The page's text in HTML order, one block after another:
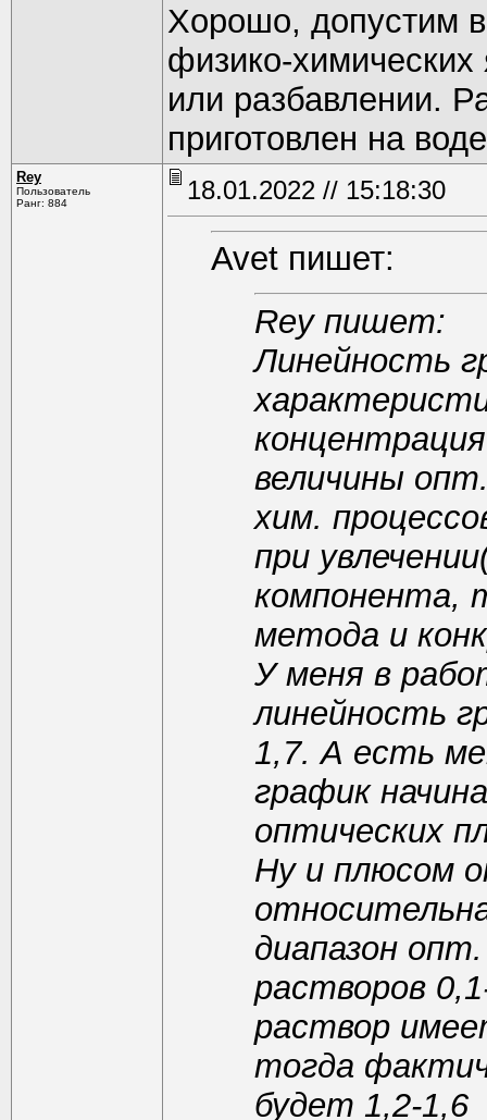
Хорошо, допустим в
физико-химических
или разбавлении.
приготовлен на
Rey
Пользователь
Ранг: 884
18.01.2022 // 15:18:30
Avet пишет:
Rey пишет:
Линейность
величины
хим.
при
компонента,
метода и
У меня в
линейность
1,7. А есть
график
оптических
Ну и плюсом
диапазон
растворов
раствор
тогда
будет 1,2-1,6